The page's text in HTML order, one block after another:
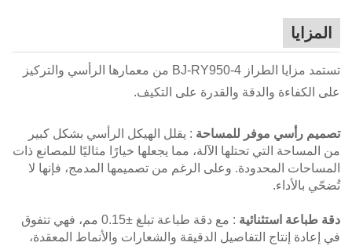
المزايا
تستمد مزايا الطراز BJ-RY950-4 من معمارها الرأسي والتركيز
على الكفاءة والدقة والقدرة على التكيف.
تصميم رأسي موفر للمساحة : يقلل الهيكل الرأسي بشكل كبير
من المساحة التي تحتلها الآلة، مما يجعلها خيارًا مثاليًا للمصانع ذات
المساحات المحدودة. وعلى الرغم من تصميمها المدمج، فإنها لا
تُضحّي بالأداء.
دقة طباعة استثنائية
: مع دقة طباعة تبلغ ±0.15 مم، فهي تتفوق
في إعادة إنتاج التفاصيل الدقيقة والشعارات والأنماط المعقدة،